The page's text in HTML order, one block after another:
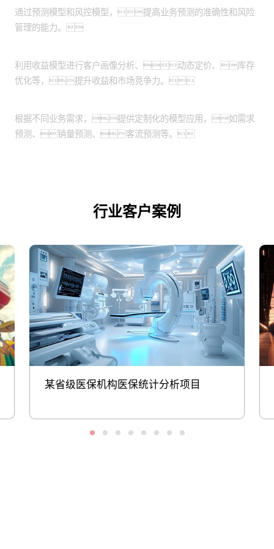
通过预测模型和风控模型，提高业务预测的准确性和风险
管理的能力。
利用收益模型进行客户画像分析、动态定价、库存
优化等，提升收益和市场竞争力。
根据不同业务需求，提供定制化的模型应用，如需求
预测、销量预测、客流预测等。
行业客户案例
某省级医保机构医保统计分析项目